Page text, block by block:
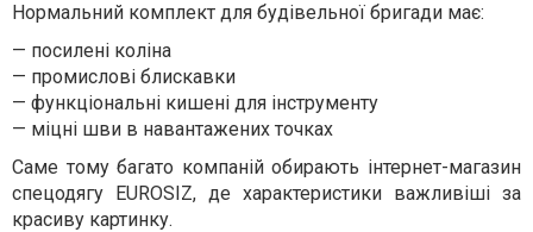
Нормальний комплект для будівельної бригади має:
— посилені коліна
— промислові блискавки
— функціональні кишені для інструменту
— міцні шви в навантажених точках
Саме тому багато компаній обирають інтернет-магазин
спецодягу EUROSIZ, де характеристики важливіші за
красиву картинку.